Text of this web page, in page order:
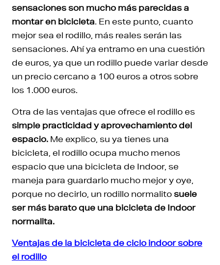
sensaciones son mucho más parecidas a
montar en bicicleta. En este punto, cuanto
mejor sea el rodillo, más reales serán las
sensaciones. Ahí ya entramo en una cuestión
de euros, ya que un rodillo puede variar desde
un precio cercano a 100 euros a otros sobre
los 1.000 euros.
Otra de las ventajas que ofrece el rodillo es
simple practicidad y aprovechamiento del
espacio. Me explico, su ya tienes una
bicicleta, el rodillo ocupa mucho menos
espacio que una bicicleta de Indoor, se
maneja para guardarlo mucho mejor y oye,
porque no decirlo, un rodillo normalitosuele
ser más barato que una bicicleta de Indoor
normalita.
Ventajas de la bicicleta de ciclo indoor sobre
el rodillo